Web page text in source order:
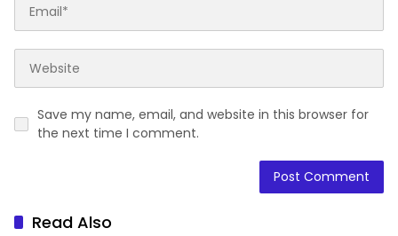
Save my name, email, and website in this browser for
the next time I comment.
Read Also